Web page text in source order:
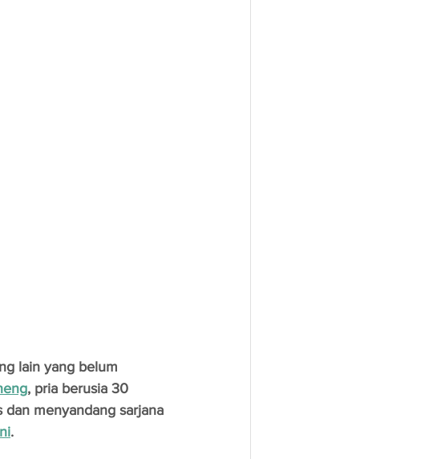
lain yang belum
, pria berusia 30
dan menyandang sarjana
.